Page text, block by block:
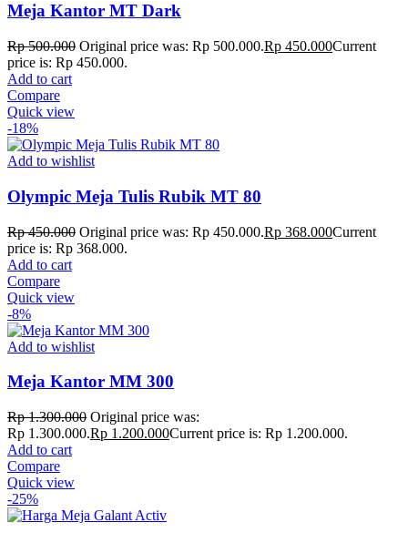
Meja Kantor MT Dark
Rp500.000 Original price was: Rp 500.000.Rp 450.000Current
price is: Rp 450.000.
Add to cart
Compare
Quick view
-18%
Add to wishlist
Olympic Meja Tulis Rubik MT 80
Rp450.000 Original price was: Rp 450.000.Rp 368.000Current
price is: Rp 368.000.
Add to cart
Compare
Quick view
-8%
Add to wishlist
Meja Kantor MM 300
Rp1.300.000 Original price was:
Rp 1.300.000.Rp 1.200.000Current price is: Rp 1.200.000.
Add to cart
Compare
Quick view
-25%